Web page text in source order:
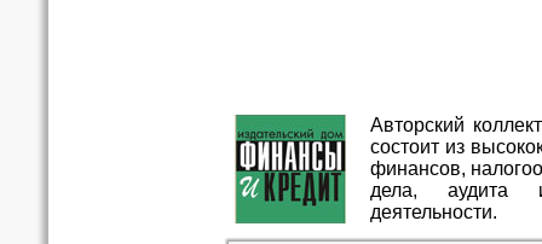
Авторский
состоит из
финансов,
дела, аудита
деятельности.